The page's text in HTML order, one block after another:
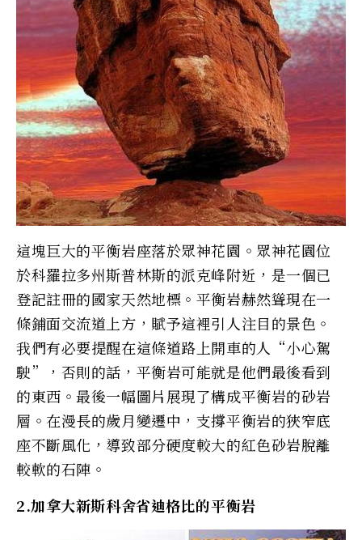
這塊巨大的平衡岩座落於眾神花園。眾神花園位
於科羅拉多州斯普林斯的派克峰附近，是一個已
登記註冊的國家天然地標。平衡岩赫然聳現在一
條鋪面交流道上方，賦予這裡引人注目的景色。
我們有必要提醒在這條道路上開車的人“小心駕
駛”，否則的話，平衡岩可能就是他們最後看到
的東西。最後一幅圖片展現了構成平衡岩的砂岩
層。在漫長的歲月變遷中，支撐平衡岩的狹窄底
座不斷風化，導致部分硬度較大的紅色砂岩脫離
較軟的石陣。
2.加拿大新斯科舍省迪格比的平衡岩